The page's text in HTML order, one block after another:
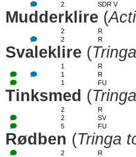
2 SDR V
Mudderklire (
2 R
2
R
Svaleklire (
1 R
1
R
1
FU
Tinksmed (
2 R
2
SV
5
FU
Rødben (Tringa
2 R